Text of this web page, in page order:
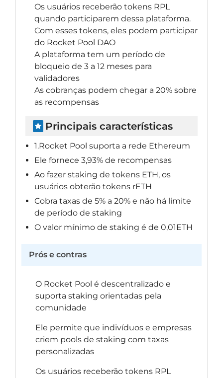
Os usuários receberão tokens RPL
quando participarem dessa plataforma.
Com esses tokens, eles podem participar
do Rocket Pool DAO
A plataforma tem um período de
bloqueio de 3 a 12 meses para
validadores
As cobranças podem chegar a 20% sobre
as recompensas
Principais características
1.Rocket Pool suporta a rede Ethereum
Ele fornece 3,93% de recompensas
Ao fazer staking de tokens ETH, os
usuários obterão tokens rETH
Cobra taxas de 5% a 20% e não há limite
de período de staking
O valor mínimo de staking é de 0,01ETH
Prós e contras
O Rocket Pool é descentralizado e
suporta staking orientadas pela
comunidade
Ele permite que indivíduos e empresas
criem pools de staking com taxas
personalizadas
Os usuários receberão tokens RPL